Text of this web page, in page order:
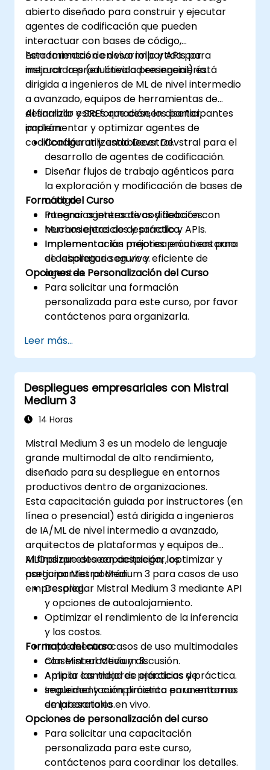
abierto diseñado para construir y ejecutar
agentes de codificación que pueden
interactuar con bases de código,
herramientas de desarrollo y APIs para
mejorar la productividad en ingeniería.
Esta formación en vivo impartida por
instructores (en línea o presencial) está
dirigida a ingenieros de ML de nivel intermedio
a avanzado, equipos de herramientas de
desarrollo y SREs que deseen diseñar,
implementar y optimizar agentes de
codificación utilizando Devstral.
Al finalizar esta formación, los participantes
podrán:
Configurar y establecer Devstral para el
desarrollo de agentes de codificación.
Diseñar flujos de trabajo agénticos para
la exploración y modificación de bases de
código.
Integrar agentes de codificación con
herramientas de desarrollo y APIs.
Implementar las mejores prácticas para
el despliegue seguro y eficiente de
agentes.
Formato del Curso
Ponencias interactivas y debates.
Muchos ejercicios y práctica.
Implementación práctica en un entorno
de laboratorio en vivo.
Opciones de Personalización del Curso
Para solicitar una formación
personalizada para este curso, por favor
contáctenos para organizarla.
Leer más...
Despliegues empresariales con Mistral
Medium 3
14 Horas
Mistral Medium 3 es un modelo de lenguaje
grande multimodal de alto rendimiento,
diseñado para su despliegue en entornos
productivos dentro de organizaciones.
Esta capacitación guiada por instructores (en
línea o presencial) está dirigida a ingenieros
de IA/ML de nivel intermedio a avanzado,
arquitectos de plataformas y equipos de
MLOps que deseen desplegar, optimizar y
asegurar Mistral Medium 3 para casos de uso
empresarial.
Al finalizar esta capacitación, los
participantes podrán:
Desplegar Mistral Medium 3 mediante API
y opciones de autoalojamiento.
Optimizar el rendimiento de la inferencia
y los costos.
Implementar casos de uso multimodales
con Mistral Medium 3.
Aplicar las mejores prácticas de
seguridad y cumplimiento para entornos
empresariales.
Formato del curso
Clase interactiva y discusión.
Amplia cantidad de ejercicios y práctica.
Implementación práctica en un entorno
de laboratorio en vivo.
Opciones de personalización del curso
Para solicitar una capacitación
personalizada para este curso,
contáctenos para coordinar los detalles.